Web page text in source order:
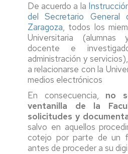
De acuerdo a la
del Secretario General
Zaragoza, todos los
Universitaria (alumnas
docente e
administración y
a relacionarse con la
medios electrónicos
En consecuencia, no
ventanilla de la
solicitudes y
salvo en aquellos
cotejo por parte de un
antes de proceder a su